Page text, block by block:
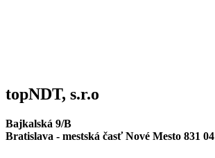
topNDT, s.r.o
Bajkalská 9/B
Bratislava - mestská časť Nové Mesto 831 04